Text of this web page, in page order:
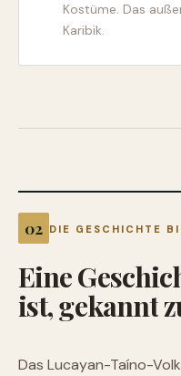
Kostüme. Das
Karibik.
DIE GESCHICHTE
Eine
ist,gekannt
Das Lucayan-Taíno-